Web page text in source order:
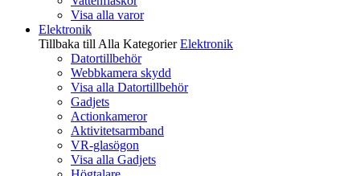
Visa alla varor
Elektronik
Tillbaka till Alla Kategorier Elektronik
Datortillbehör
Webbkamera skydd
Visa alla Datortillbehör
Gadjets
Actionkameror
Aktivitetsarmband
VR-glasögon
Visa alla Gadjets